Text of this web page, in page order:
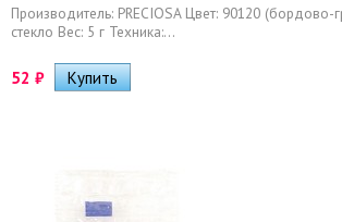
Производитель: PRECIOSA Цвет: 90120 (бордово-
стекло Вес: 5 г Техника:...
52 ₽